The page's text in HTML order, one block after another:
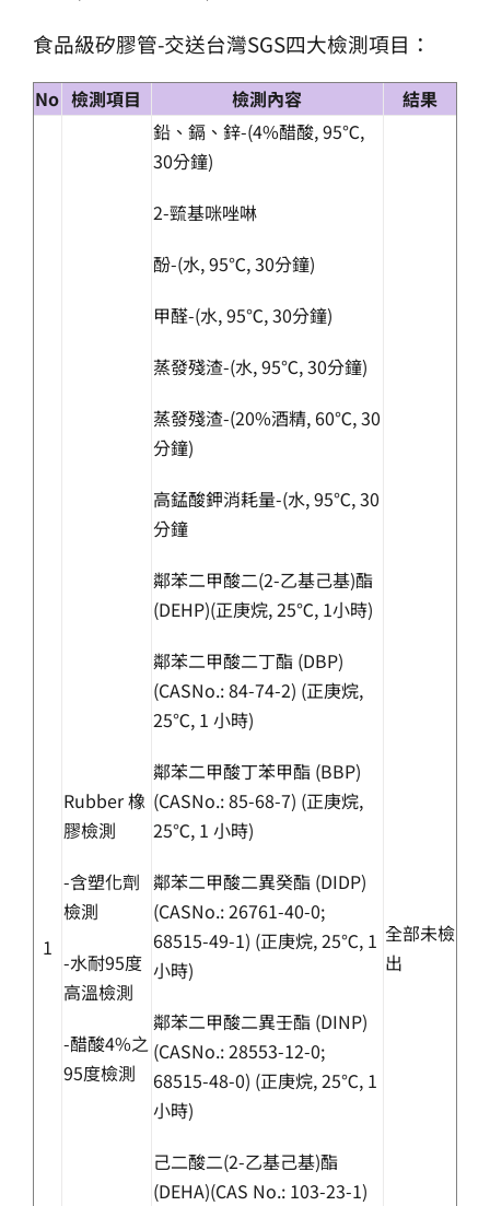
食品級矽膠管-交送台灣SGS四大檢測項目：
No 檢測項目 檢測內容 結果
1
Rubber 橡
膠檢測
-含塑化劑
檢測
-水耐95度
高溫檢測
-醋酸4%之
95度檢測
鉛、鎘、鋅-(4%醋酸, 95℃,
30分鐘)
2-巰基咪唑啉
酚-(水, 95℃, 30分鐘)
甲醛-(水, 95℃, 30分鐘)
蒸發殘渣-(水, 95℃, 30分鐘)
蒸發殘渣-(20%酒精, 60℃, 30
分鐘)
高錳酸鉀消耗量-(水, 95℃, 30
分鐘
鄰苯二甲酸二(2-乙基己基)酯
(DEHP)(正庚烷, 25℃, 1小時)
鄰苯二甲酸二丁酯 (DBP)
(CASNo.: 84-74-2) (正庚烷,
25℃, 1 小時)
鄰苯二甲酸丁苯甲酯 (BBP)
(CASNo.: 85-68-7) (正庚烷,
25℃, 1 小時)
鄰苯二甲酸二異癸酯 (DIDP)
(CASNo.: 26761-40-0;
68515-49-1) (正庚烷, 25℃, 1
小時)
鄰苯二甲酸二異壬酯 (DINP)
(CASNo.: 28553-12-0;
68515-48-0) (正庚烷, 25℃, 1
小時)
己二酸二(2-乙基己基)酯
(DEHA)(CAS No.: 103-23-1)
全部未檢
出